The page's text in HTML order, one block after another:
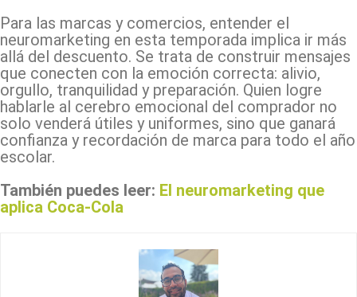
Para las marcas y comercios, entender el
neuromarketing en esta temporada implica ir más
allá del descuento. Se trata de construir mensajes
que conecten con la emoción correcta: alivio,
orgullo, tranquilidad y preparación. Quien logre
hablarle al cerebro emocional del comprador no
solo venderá útiles y uniformes, sino que ganará
confianza y recordación de marca para todo el año
escolar.
También puedes leer: El neuromarketing que
aplica Coca-Cola